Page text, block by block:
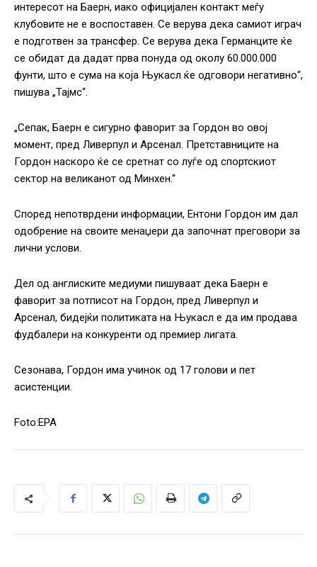
интересот на Баерн, иако официјален контакт меѓу
клубовите не е воспоставен. Се верува дека самиот играч
е подготвен за трансфер. Се верува дека Германците ќе
се обидат да дадат прва понуда од околу 60.000.000
фунти, што е сума на која Њукасл ќе одговори негативно“,
пишува „Тајмс“.
„Сепак, Баерн е сигурно фаворит за Гордон во овој
момент, пред Ливерпул и Арсенал. Претставниците на
Гордон наскоро ќе се сретнат со луѓе од спортскиот
сектор на великанот од Минхен.“
Според непотврдени информации, Ентони Гордон им дал
одобрение на своите менаџери да започнат преговори за
лични услови.
Дел од англиските медиуми пишуваат дека Баерн е
фаворит за потписот на Гордон, пред Ливерпул и
Арсенал, бидејќи политиката на Њукасл е да им продава
фудбалери на конкуренти од премиер лигата.
Сезонава, Гордон има учинок од 17 голови и пет
асистенции.
Foto:EPA